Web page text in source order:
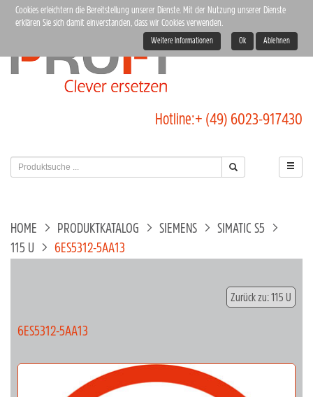
Hotline:+ (49) 6023-917430
HOME PRODUKTKATALOG SIEMENS
SIMATIC S5
115 U
6ES5312-5AA13
Zurück zu: 115 U
6ES5312-5AA13
Cookies erleichtern die Bereitstellung unserer Dienste. Mit der Nutzung unserer Dienste
erklären Sie sich damit einverstanden, dass wir Cookies verwenden.
Weitere Informationen Ok Ablehnen